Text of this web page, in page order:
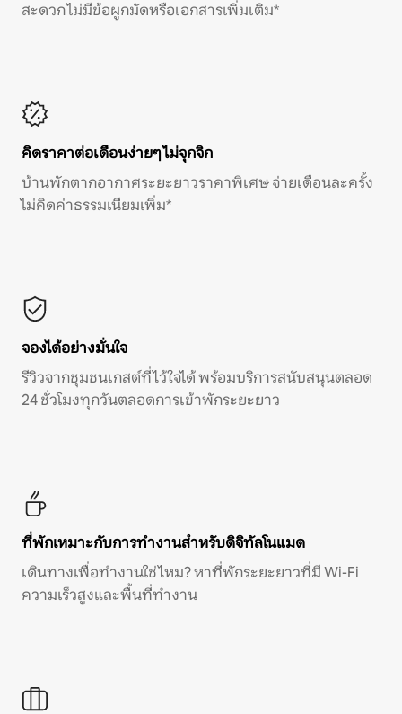
สะดวก ไม่มีข้อผูกมัดหรือเอกสารเพิ่มเติม*
คิดราคาต่อเดือนง่ายๆ ไม่จุกจิก
บ้านพักตากอากาศระยะยาวราคาพิเศษ จ่ายเดือนละครั้ง
ไม่คิดค่าธรรมเนียมเพิ่ม*
จองได้อย่างมั่นใจ
รีวิวจากชุมชนเกสต์ที่ไว้ใจได้ พร้อมบริการสนับสนุนตลอด
24 ชั่วโมงทุกวันตลอดการเข้าพักระยะยาว
ที่พักเหมาะกับการทำงานสำหรับดิจิทัลโนแมด
เดินทางเพื่อทำงานใช่ไหม? หาที่พักระยะยาวที่มี Wi-Fi
ความเร็วสูงและพื้นที่ทำงาน